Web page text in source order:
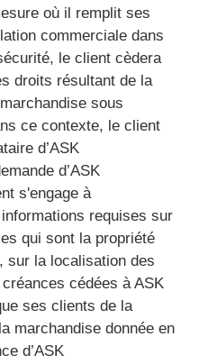
où il remplit ses
commerciale dans
le client cèdera
droits résultant de la
sous
ce contexte, le client
d’ASK
d’ASK
s'engage à
requises sur
qui sont la propriété
sur la localisation des
cédées à ASK
ses clients de la
marchandise donnée en
d’ASK